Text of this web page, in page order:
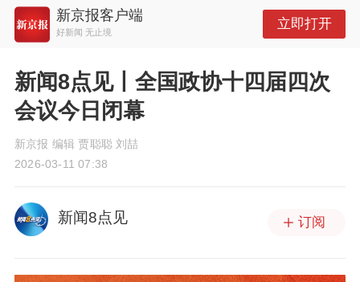
新京报客户端
好新闻 无止境
立即打开
新闻8点见丨全国政协十四届四次
会议今日闭幕
新京报 编辑 贾聪聪 刘喆
2026-03-11 07:38
新闻8点见 订阅